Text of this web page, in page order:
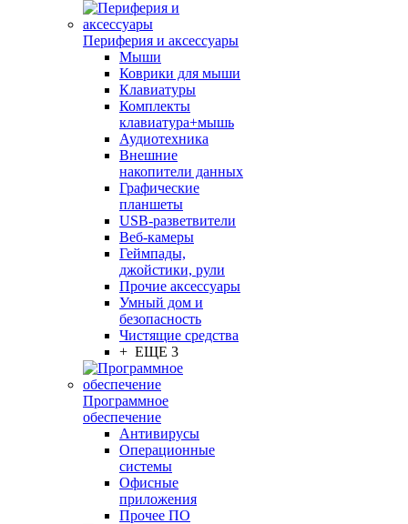
Периферия и аксессуары
Мыши
Коврики для мыши
Клавиатуры
Комплекты
клавиатура+мышь
Аудиотехника
Внешние
накопители данных
Графические
планшеты
USB-разветвители
Веб-камеры
Геймпады,
джойстики, рули
Прочие аксессуары
Умный дом и
безопасность
Чистящие средства
+ ЕЩЕ 3
Программное
обеспечение
Антивирусы
Операционные
системы
Офисные
приложения
Прочее ПО